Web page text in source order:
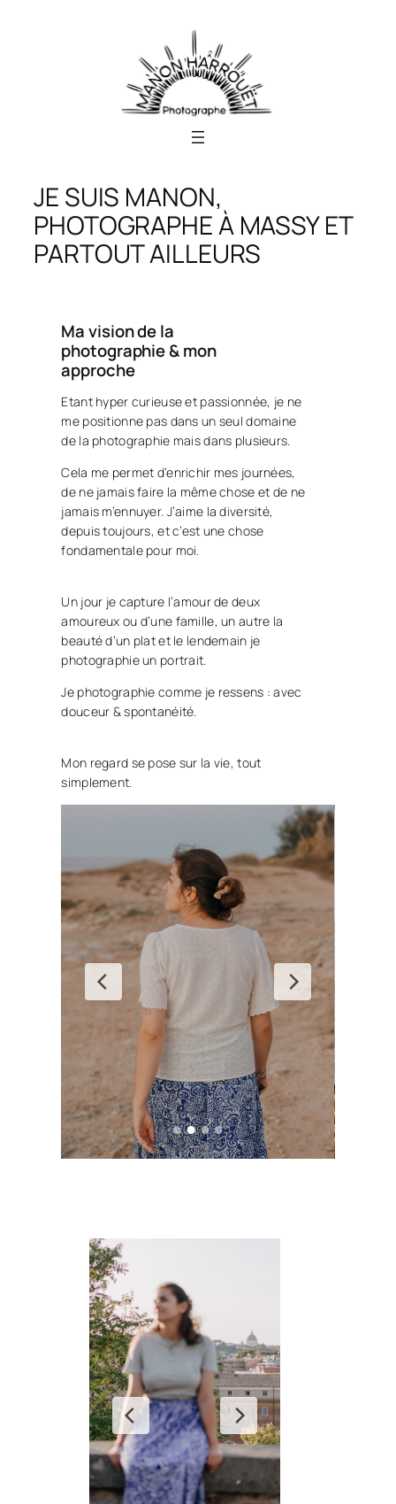
JE SUIS MANON,
PHOTOGRAPHE À MASSY ET
PARTOUT AILLEURS
Ma vision de la
photographie & mon
approche
Etant hyper curieuse et passionnée, je ne
me positionne pas dans un seul domaine
de la photographie mais dans plusieurs.
Cela me permet d’enrichir mes journées,
de ne jamais faire la même chose et de ne
jamais m’ennuyer. J’aime la diversité,
depuis toujours, et c’est une chose
fondamentale pour moi.
Un jour je capture l’amour de deux
amoureux ou d’une famille, un autre la
beauté d’un plat et le lendemain je
photographie un portrait.
Je photographie comme je ressens : avec
douceur & spontanéité.
Mon regard se pose sur la vie, tout
simplement.